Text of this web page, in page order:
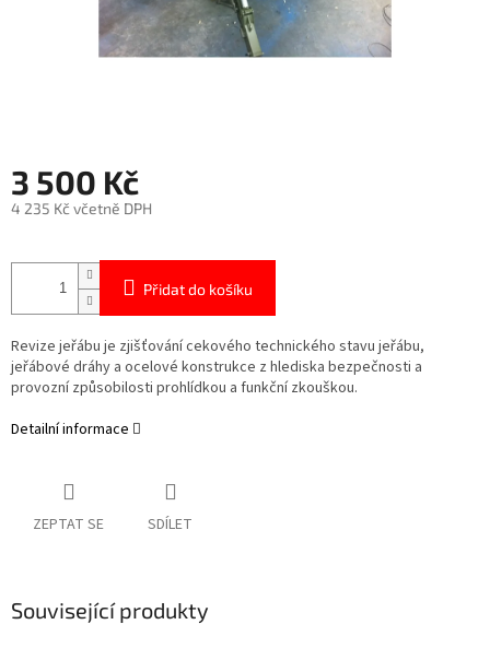
3 500 Kč
4 235 Kč včetně DPH
cena:
Přidat do košíku
Revize jeřábu je zjišťování cekového technického stavu jeřábu,
jeřábové dráhy a ocelové konstrukce z hlediska bezpečnosti a
provozní způsobilosti prohlídkou a funkční zkouškou.
Detailní informace
ZEPTAT SE SDÍLET
Související produkty